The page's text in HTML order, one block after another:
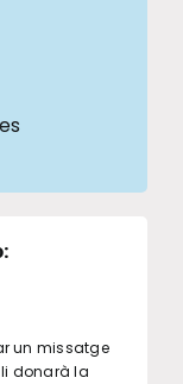
:
un missatge
donarà la